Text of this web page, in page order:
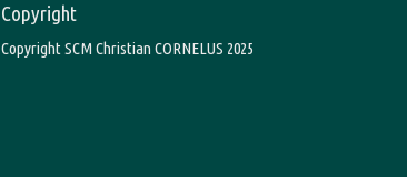
Copyright
Copyright SCM Christian CORNELUS 2025